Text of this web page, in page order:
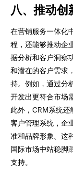
八、推动创
在营销服务一体化
程，还能够推动企
据分析和客户洞察
和潜在的客户需求
持。例如，通过分
开发出更符合市场
此外，CRM系统还
客户管理系统，企
准和品牌形象。这
国际市场中站稳脚
支持。